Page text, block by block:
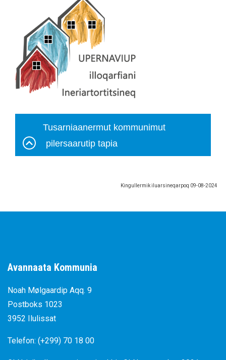
Tusarniaanermut kommunimut
pilersaarutip tapia
Kingullermik iluarsineqarpoq 09-08-2024
Avannaata Kommunia
Noah Mølgaardip Aqq. 9
Postboks 1023
3952 Ilulissat
Telefon: (+299) 70 18 00